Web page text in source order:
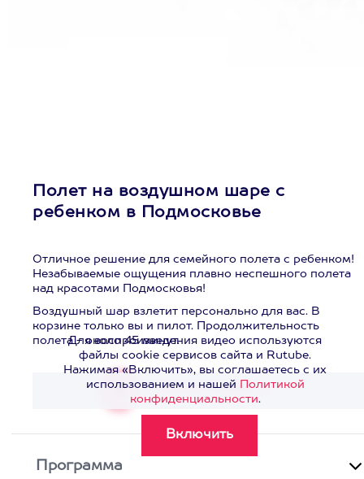
Полет на воздушном шаре с
ребенком в Подмосковье
Отличное решение для семейного полета с ребенком!
Незабываемые ощущения плавно неспешного полета
над красотами Подмосковья!
Воздушный шар взлетит персонально для вас. В
корзине только вы и пилот. Продолжительность
полета - около 45 минут.
Смотреть видео>
Для воспроизведения видео используются
файлы cookie сервисов сайта и Rutube.
Нажимая «Включить», вы соглашаетесь с их
использованием и нашей Политикой
конфиденциальности.
Программа